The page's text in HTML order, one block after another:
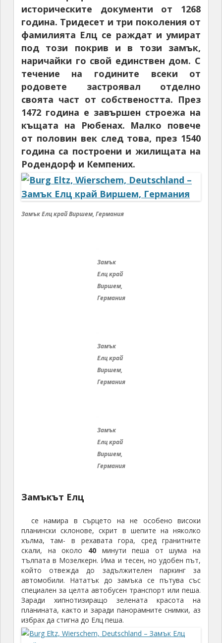
историческите документи от 1268
година. Тридесет и три поколения от
фамилията Елц се раждат и умират
под този покрив и в този замък,
наричайки го свой единствен дом. С
течение на годините всеки от
родовете застроявал отделно
своята част от собствеността. През
1472година е завършен строежа на
къщата на Рюбенах. Малко повече
от половин век след това, през 1540
година са построени и жилищата на
Родендорф и Кемпених.
Замък Елц край Виршем, Германия
Замък Елц край Виршем, Германия
се намира в сърцето на не особено високи
планински склонове, скрит в шепите на няколко
тълпата в Мозелкерн. Има и тесен, но удобен път,
който отвежда до задължителен паркинг за
специален за целта автобусен транспорт или пеша.
Заради хипнотизиращо зелената красота на
планината, както и заради панорамните снимки, аз
избрах да стигна до Елц пеша.
Замък Елц край Виршем, Германия